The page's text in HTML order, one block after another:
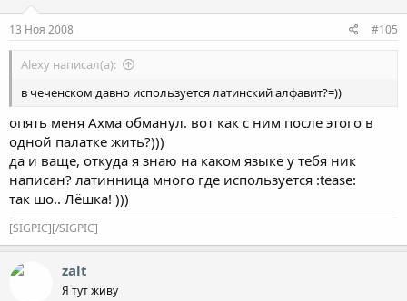
13 Ноя 2008 #105
Alexy написал(а):
в чеченском давно используется латинский алфавит?=))
опять меня Ахма обманул. вот как с ним после этого в
одной палатке жить?)))
да и ваще, откуда я знаю на каком языке у тебя ник
написан? латинница много где используется :tease:
так шо.. Лёшка! )))
[SIGPIC][/SIGPIC]
zalt
Я тут живу